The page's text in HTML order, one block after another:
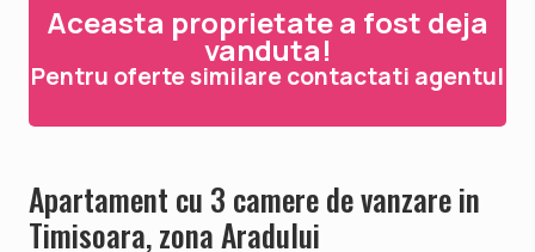
Aceasta proprietate a fost deja
vanduta!
Pentru oferte similare contactati agentul
Apartament cu 3 camere de vanzare in
Timisoara, zona Aradului